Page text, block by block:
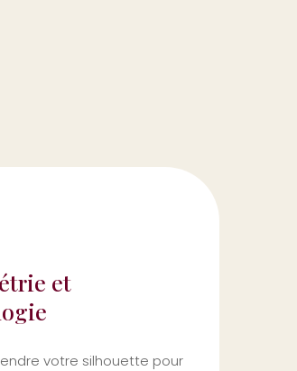
et
votre silhouette pour